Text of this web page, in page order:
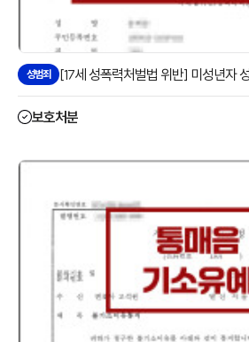
성범죄
보호처분